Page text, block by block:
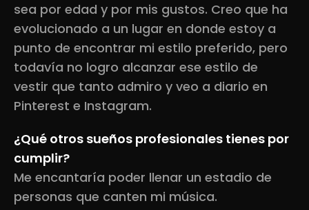
sea por edad y por mis gustos. Creo que ha
evolucionado a un lugar en donde estoy a
punto de encontrar mi estilo preferido, pero
todavía no logro alcanzar ese estilo de
vestir que tanto admiro y veo a diario en
Pinterest e Instagram.
¿Qué otros sueños profesionales tienes por
cumplir?
Me encantaría poder llenar un estadio de
personas que canten mi música.